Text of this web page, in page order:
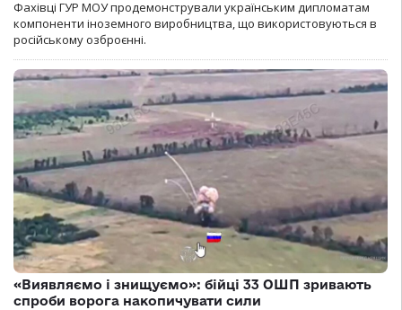
Фахівці ГУР МОУ продемонстрували українським дипломатам
компоненти іноземного виробництва, що використовуються в
російському озброєнні.
«Виявляємо і знищуємо»: бійці 33 ОШП зривають
спроби ворога накопичувати сили